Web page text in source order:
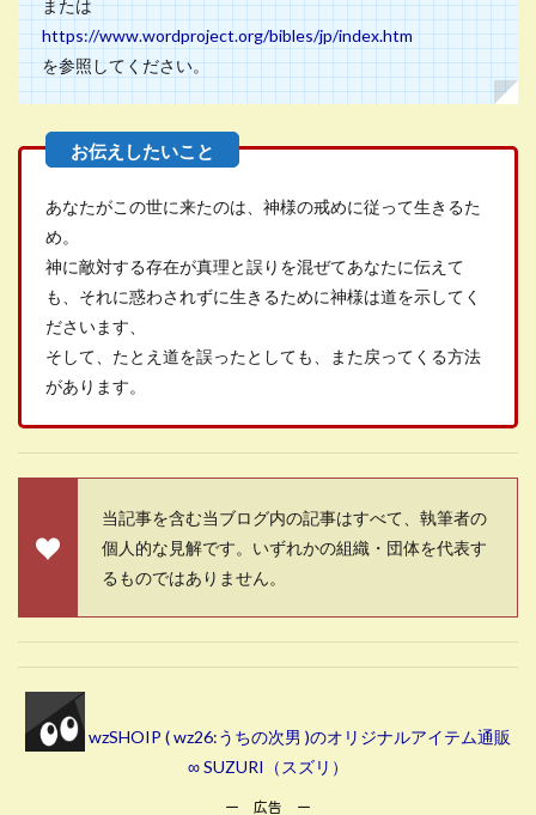
または
https://www.wordproject.org/bibles/jp/index.htm
を参照してください。
あなたがこの世に来たのは、神様の戒めに従って生きるた
め。
神に敵対する存在が真理と誤りを混ぜてあなたに伝えて
も、それに惑わされずに生きるために神様は道を示してく
ださいます、
そして、たとえ道を誤ったとしても、また戻ってくる方法
があります。
当記事を含む当ブログ内の記事はすべて、執筆者の
個人的な見解です。いずれかの組織・団体を代表す
るものではありません。
wzSHOIP ( wz26:うちの次男 )のオリジナルアイテム通販
∞ SUZURI（スズリ）
ー 広告 ー